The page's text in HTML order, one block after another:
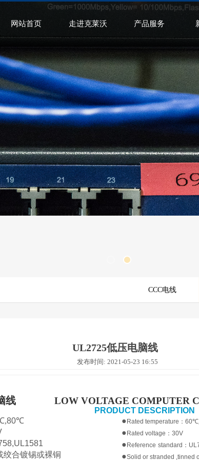
网站首页 走进克莱沃 产品服务
CCC电线
UL2725低压电脑线
发布时间: 2021-05-23 16:55
线 LOW VOLTAGE COMPUTER
DESCRIPTION
,80℃
L1581
绞合镀锡或裸铜
● Rated temperature ：60℃
● Rated voltage ：30V
● Reference standard ：
●Solid or stranded ,tinned